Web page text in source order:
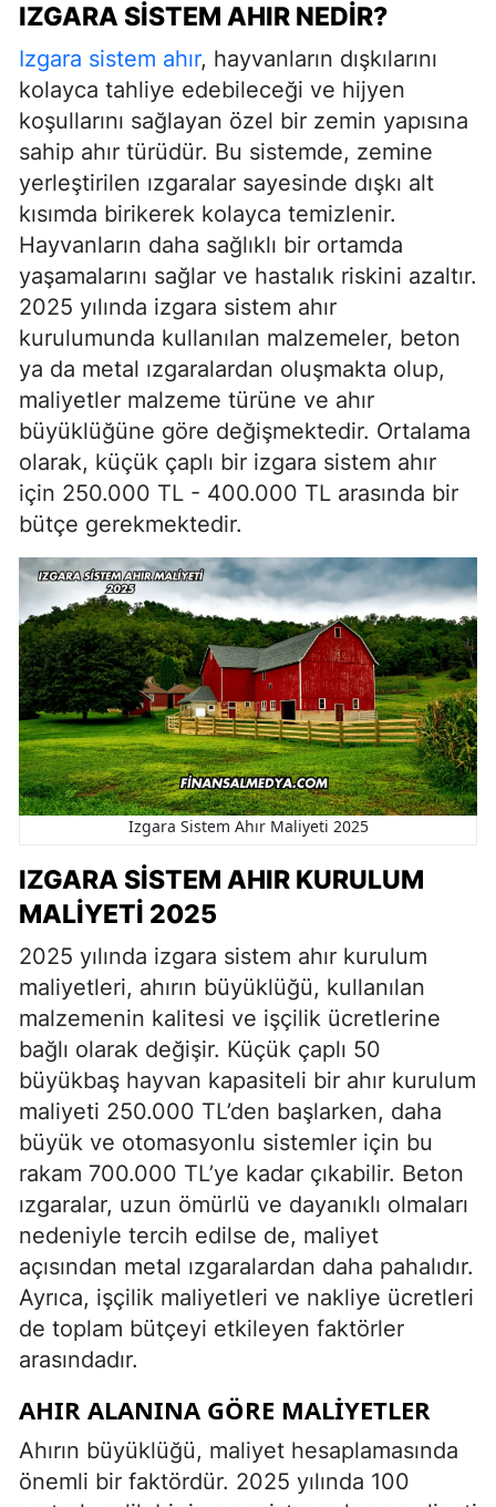
IZGARA SISTEM AHIR NEDIR?
Izgara sistem ahır, hayvanların dışkılarını
kolayca tahliye edebileceği ve hijyen
koşullarını sağlayan özel bir zemin yapısına
sahip ahır türüdür. Bu sistemde, zemine
yerleştirilen ızgaralar sayesinde dışkı alt
kısımda birikerek kolayca temizlenir.
Hayvanların daha sağlıklı bir ortamda
yaşamalarını sağlar ve hastalık riskini azaltır.
2025 yılında izgara sistem ahır
kurulumunda kullanılan malzemeler, beton
ya da metal ızgaralardan oluşmakta olup,
maliyetler malzeme türüne ve ahır
büyüklüğüne göre değişmektedir. Ortalama
olarak, küçük çaplı bir izgara sistem ahır
için 250.000 TL - 400.000 TL arasında bir
bütçe gerekmektedir.
Izgara Sistem Ahır Maliyeti 2025
IZGARA SISTEM AHIR KURULUM
MALIYETI 2025
2025 yılında izgara sistem ahır kurulum
maliyetleri, ahırın büyüklüğü, kullanılan
malzemenin kalitesi ve işçilik ücretlerine
bağlı olarak değişir. Küçük çaplı 50
büyükbaş hayvan kapasiteli bir ahır kurulum
maliyeti 250.000 TL’den başlarken, daha
büyük ve otomasyonlu sistemler için bu
rakam 700.000 TL’ye kadar çıkabilir. Beton
ızgaralar, uzun ömürlü ve dayanıklı olmaları
nedeniyle tercih edilse de, maliyet
açısından metal ızgaralardan daha pahalıdır.
Ayrıca, işçilik maliyetleri ve nakliye ücretleri
de toplam bütçeyi etkileyen faktörler
arasındadır.
AHIR ALANINA GÖRE MALIYETLER
Ahırın büyüklüğü, maliyet hesaplamasında
önemli bir faktördür. 2025 yılında 100